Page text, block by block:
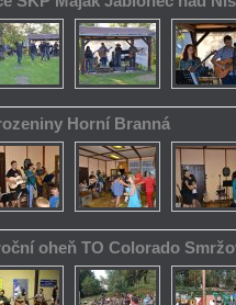
Horní Branná
oheň TO Colorado